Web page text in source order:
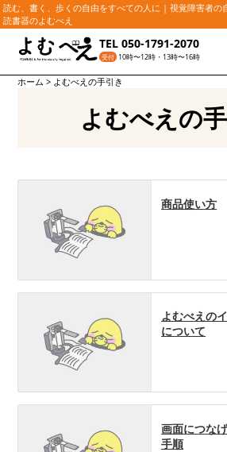
読む、書く、歩くの自由をすべての人に | 視覚障害者
読書器のよむべえ
TEL 050-1791-2070
受付 10時〜12時・13時〜16時
ホーム > よむべえの手引き
よむべえの
商品使い方
よむべえの
について
画面につな
手順